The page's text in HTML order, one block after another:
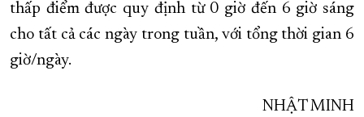
thấp điểm được quy định từ 0 giờ đến 6 giờ sáng
cho tất cả các ngày trong tuần, với tổng thời gian 6
giờ/ngày.
NHẬT MINH